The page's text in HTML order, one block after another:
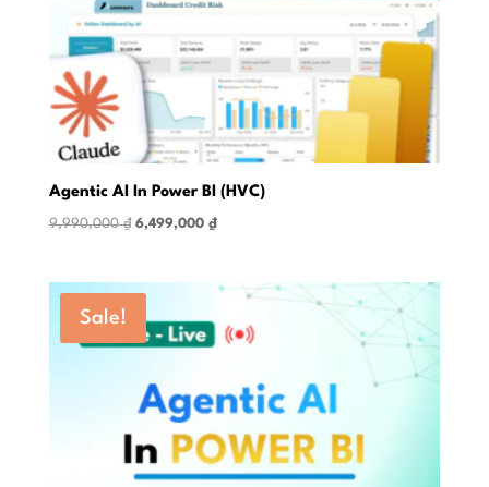
Agentic AI In Power BI (HVC)
9,990,000₫ Original
9,990,000 ₫.
6,499,000 ₫Current
6,499,000 ₫.
Sale!